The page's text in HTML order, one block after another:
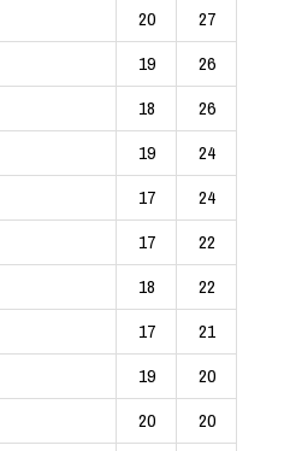
20
27
19
26
18
26
19
24
17
24
17
22
18
22
17
21
19
20
20
20